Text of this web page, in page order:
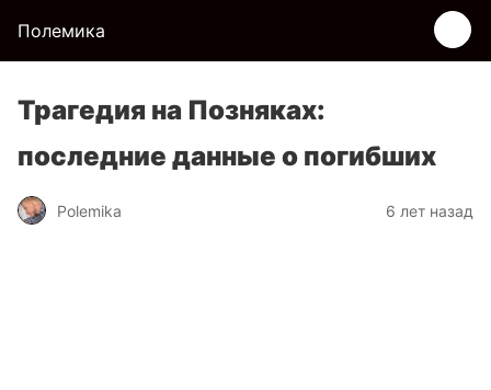
Полемика
Трагедия на Позняках:
последние данные о погибших
Polemika 6 лет назад